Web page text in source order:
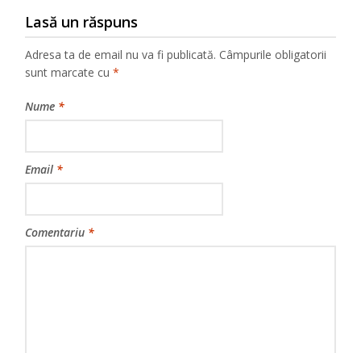
Lasă un răspuns
Adresa ta de email nu va fi publicată. Câmpurile obligatorii
sunt marcate cu*
Nume *
Email *
Comentariu *